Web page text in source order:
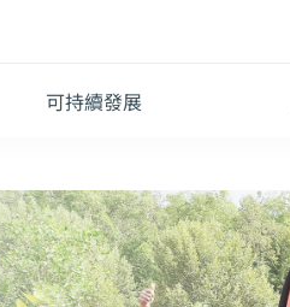
可持續發展